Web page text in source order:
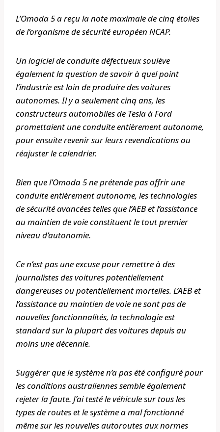
L’Omoda 5 a reçu la note maximale de cinq étoiles
de l’organisme de sécurité européen NCAP.
Un logiciel de conduite défectueux soulève
également la question de savoir à quel point
l’industrie est loin de produire des voitures
autonomes. Il y a seulement cinq ans, les
constructeurs automobiles de Tesla à Ford
promettaient une conduite entièrement autonome,
pour ensuite revenir sur leurs revendications ou
réajuster le calendrier.
Bien que l’Omoda 5 ne prétende pas offrir une
conduite entièrement autonome, les technologies
de sécurité avancées telles que l’AEB et l’assistance
au maintien de voie constituent le tout premier
niveau d’autonomie.
Ce n’est pas une excuse pour remettre à des
journalistes des voitures potentiellement
dangereuses ou potentiellement mortelles. L’AEB et
l’assistance au maintien de voie ne sont pas de
nouvelles fonctionnalités, la technologie est
standard sur la plupart des voitures depuis au
moins une décennie.
Suggérer que le système n’a pas été configuré pour
les conditions australiennes semble également
rejeter la faute. J’ai testé le véhicule sur tous les
types de routes et le système a mal fonctionné
même sur les nouvelles autoroutes aux normes